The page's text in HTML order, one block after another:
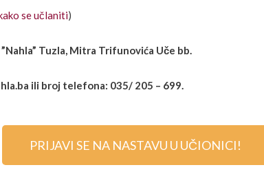
se učlaniti)
Tuzla, Mitra Trifunovića Uče bb.
ili broj telefona: 035/ 205 – 699.
PRIJAVI SE NA NASTAVU U UČIONICI!